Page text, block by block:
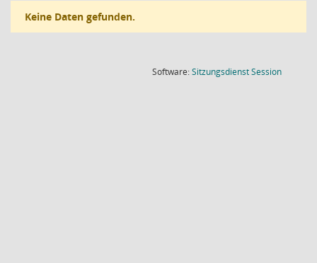
Keine Daten gefunden.
Software:SitzungsdienstSession(Wird in